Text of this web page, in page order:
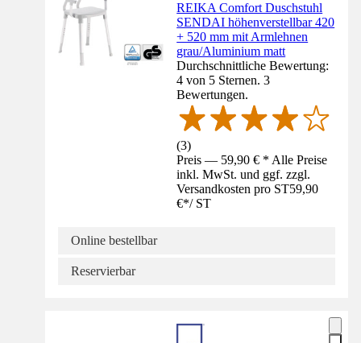
REIKA Comfort Duschstuhl
SENDAI höhenverstellbar 420
+ 520 mm mit Armlehnen
grau/Aluminium matt
Durchschnittliche Bewertung:
4 von 5 Sternen. 3
Bewertungen.
(3)
Preis — 59,90 € * Alle Preise
inkl. MwSt. und ggf. zzgl.
Versandkosten pro ST59,90
€*/ ST
Online bestellbar
Reservierbar